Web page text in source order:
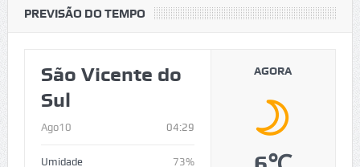
PREVISÃO DO TEMPO
São Vicente do
Sul
Ago10 04:29
Umidade
73%
AGORA